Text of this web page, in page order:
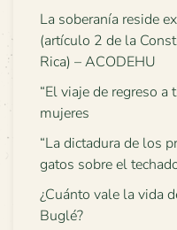
La soberanía reside
(artículo 2 de la
Rica) – ACODEHU
“El viaje de regreso a
mujeres
“La dictadura de los
gatos sobre el
¿Cuánto vale la vida
Buglé?